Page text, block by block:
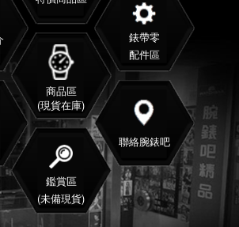
商品區
(現貨在庫)
錶帶零
配件區
聯絡腕錶吧
鑑賞區
(未備現貨)